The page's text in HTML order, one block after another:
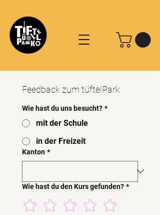
Feedback zum tüftelPark
Wie hast du uns besucht? *
mit der Schule
in der Freizeit
Kanton *
Wie hast du den Kurs gefunden? *